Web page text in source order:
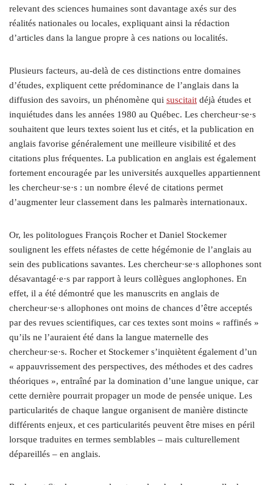
relevant des sciences humaines sont davantage axés sur des
réalités nationales ou locales, expliquant ainsi la rédaction
d’articles dans la langue propre à ces nations ou localités.
Plusieurs facteurs, au-delà de ces distinctions entre domaines
d’études, expliquent cette prédominance de l’anglais dans la
diffusion des savoirs, un phénomène qui suscitait déjà études et
inquiétudes dans les années 1980 au Québec. Les chercheur·se·s
souhaitent que leurs textes soient lus et cités, et la publication en
anglais favorise généralement une meilleure visibilité et des
citations plus fréquentes. La publication en anglais est également
fortement encouragée par les universités auxquelles appartiennent
les chercheur·se·s : un nombre élevé de citations permet
d’augmenter leur classement dans les palmarès internationaux.
Or, les politologues François Rocher et Daniel Stockemer
soulignent les effets néfastes de cette hégémonie de l’anglais au
sein des publications savantes. Les chercheur·se·s allophones sont
désavantagé·e·s par rapport à leurs collègues anglophones. En
effet, il a été démontré que les manuscrits en anglais de
chercheur·se·s allophones ont moins de chances d’être acceptés
par des revues scientifiques, car ces textes sont moins « raffinés »
qu’ils ne l’auraient été dans la langue maternelle des
chercheur·se·s. Rocher et Stockemer s’inquiètent également d’un
« appauvrissement des perspectives, des méthodes et des cadres
théoriques », entraîné par la domination d’une langue unique, car
cette dernière pourrait propager un mode de pensée unique. Les
particularités de chaque langue organisent de manière distincte
différents enjeux, et ces particularités peuvent être mises en péril
lorsque traduites en termes semblables – mais culturellement
dépareillés – en anglais.